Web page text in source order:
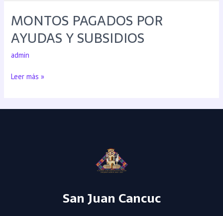
MONTOS PAGADOS POR
AYUDAS Y SUBSIDIOS
admin
Leer más »
San Juan Cancuc